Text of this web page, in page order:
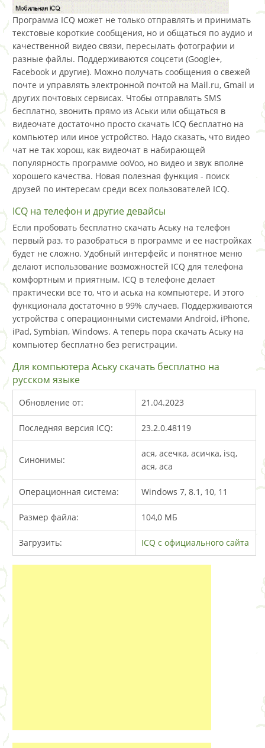
Программа ICQ может не только отправлять и принимать
текстовые короткие сообщения, но и общаться по аудио и
качественной видео связи, пересылать фотографии и
разные файлы. Поддерживаются соцсети (Google+,
Facebook и другие). Можно получать сообщения о свежей
почте и управлять электронной почтой на Mail.ru, Gmail и
других почтовых сервисах. Чтобы отправлять SMS
бесплатно, звонить прямо из Аськи или общаться в
видеочате достаточно просто скачать ICQ бесплатно на
компьютер или иное устройство. Надо сказать, что видео
чат не так хорош, как видеочат в набирающей
популярность программе ooVoo, но видео и звук вполне
хорошего качества. Новая полезная функция - поиск
друзей по интересам среди всех пользователей ICQ.
ICQ нa тeлeфон и другие девайсы
Если пробовать бесплатно скачать Аську на телефон
первый раз, то разобраться в программе и ее настройках
будет не сложно. Удобный интерфейс и понятное меню
делают использование возможностей ICQ для телефона
комфортным и приятным. ICQ в телефоне делает
практически все то, что и аська на компьютере. И этого
функционала достаточно в 99% случаев. Поддерживаются
устройства с операционными системами Android, iPhone,
iPad, Symbian, Windows. А теперь пора скачать Аську на
компьютер бесплатно без регистрации.
Для компьютера Аську скачать бесплатно на
русском языке
Обновление от: 21.04.2023
Последняя версия ICQ: 23.2.0.48119
Синонимы:
ася, асечка, асичка, isq,
ася, аса
Операционная система: Windows 7, 8.1, 10, 11
Размер файла: 104,0 MБ
Загрузить: ICQ с официального сайта